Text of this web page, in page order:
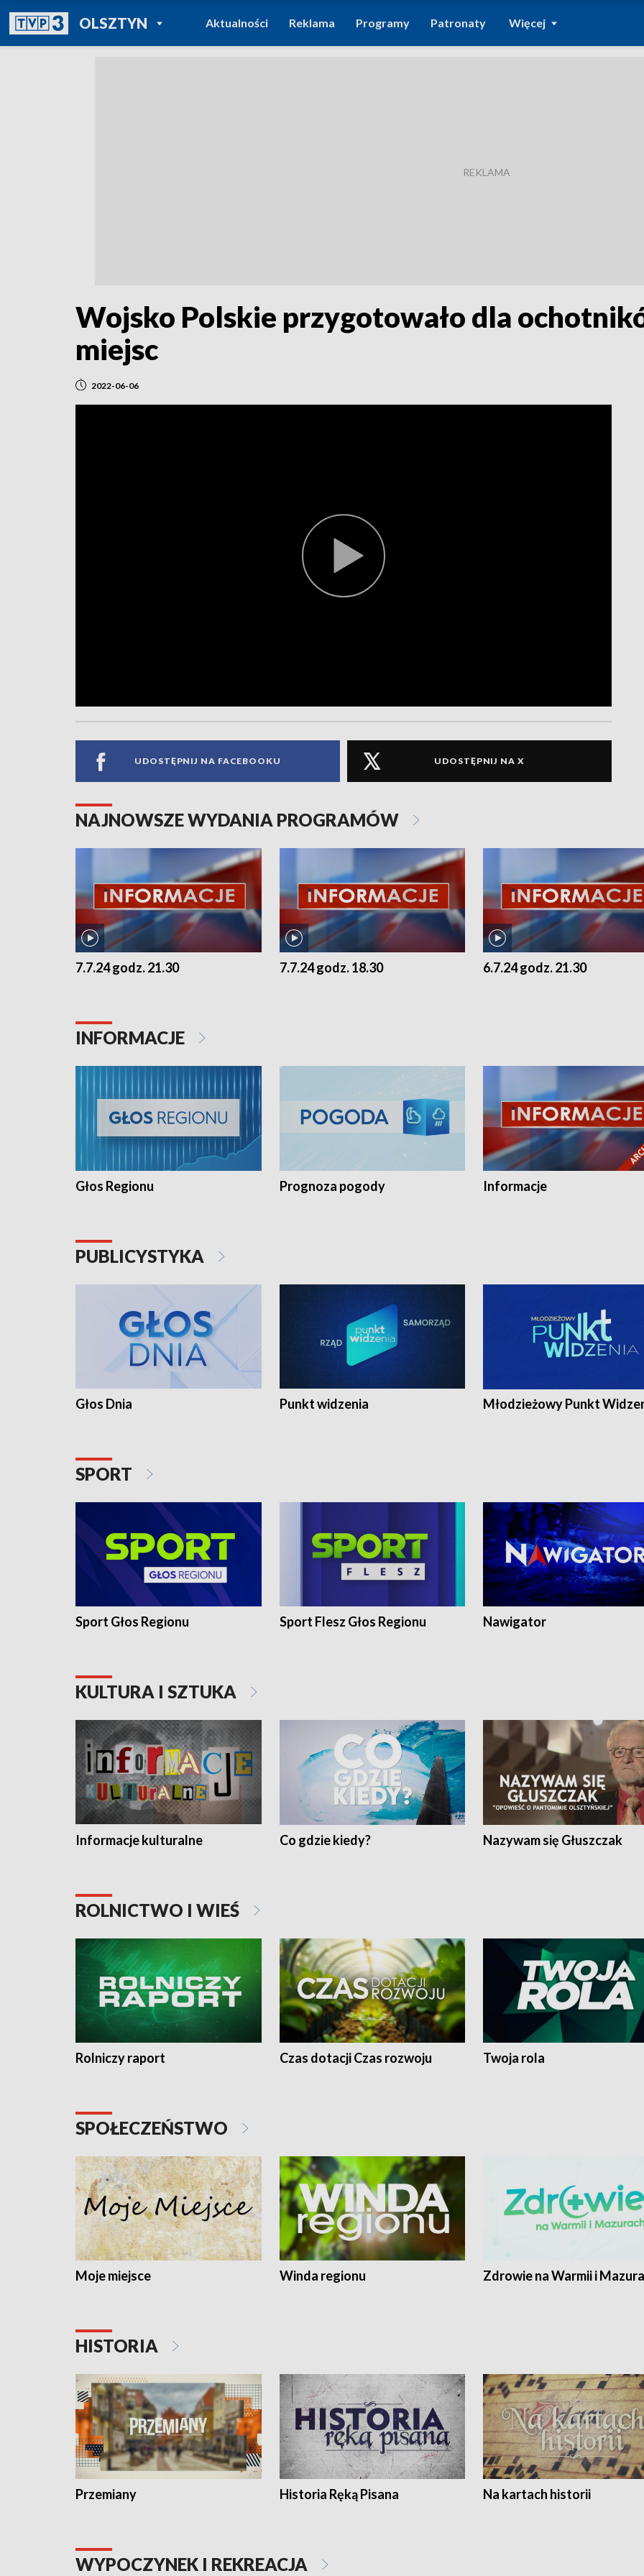
OLSZTYNPOWRÓT DO
TVP REGIONY
Aktualności Reklama Programy Patronaty Więcej
Wojsko Polskie przygotowało dla
miejsc
2022-06-06
UDOSTĘPNIJ NA FACEBOOKU UDOSTĘPNIJ NA X
NAJNOWSZE WYDANIA PROGRAMÓW
7.7.24 godz. 21.30 7.7.24 godz. 18.30 6.7.24 godz. 21.30
INFORMACJE
Głos Regionu Prognoza pogody Informacje
PUBLICYSTYKA
Głos Dnia Punkt widzenia Młodzieżowy Punkt
SPORT
Sport Głos Regionu Sport Flesz Głos Regionu Nawigator
KULTURA I SZTUKA
Informacje kulturalne Co gdzie kiedy? Nazywam się Głuszczak
ROLNICTWO I WIEŚ
Rolniczy raport Czas dotacji Czas rozwoju Twoja rola
SPOŁECZEŃSTWO
Moje miejsce Winda regionu Zdrowie na Warmii i
HISTORIA
Przemiany Historia Ręką Pisana Na kartach historii
WYPOCZYNEK I REKREACJA